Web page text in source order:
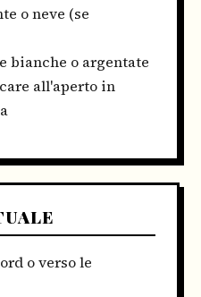
o neve (se
bianche o argentate
all'aperto in
o verso le